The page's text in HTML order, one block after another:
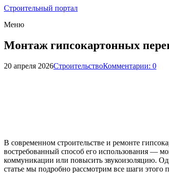
Строительный портал
Меню
Монтаж гипсокартонных
20 апреля 2026СтроительствоКомментарии: 0
В современном строительстве и ремонте
востребованный способ его использования —
коммуникации или повысить звукоизоляцию.
статье мы подробно рассмотрим все шаги